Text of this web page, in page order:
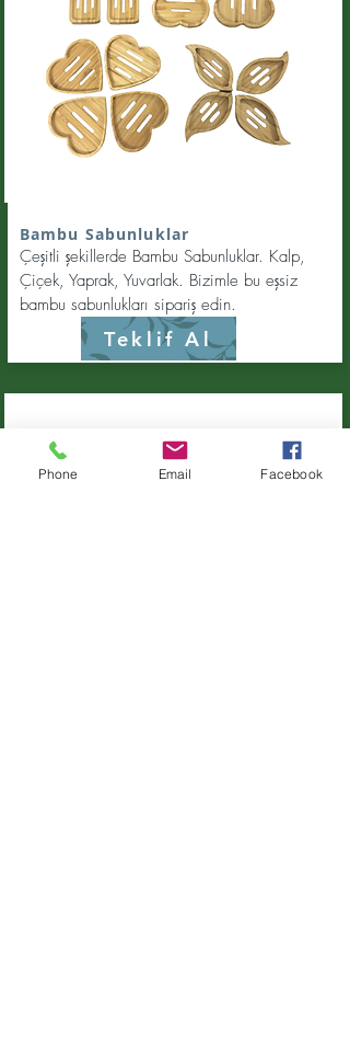
Bambu Sabunluklar
Çeşitli şekillerde Bambu Sabunluklar. Kalp,
Çiçek, Yaprak, Yuvarlak. Bizimle bu eşsiz
bambu sabunlukları sipariş edin.
Teklif Al
Phone Email Facebook